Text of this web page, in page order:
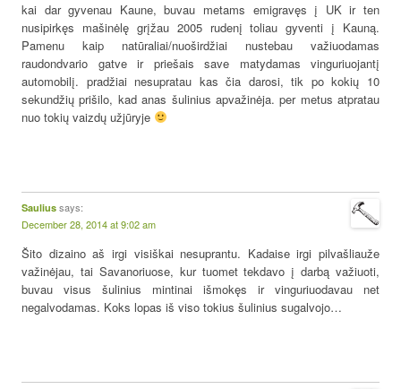
kai dar gyvenau Kaune, buvau metams emigravęs į UK ir ten
nusipirkęs mašinėlę grįžau 2005 rudenį toliau gyventi į Kauną.
Pamenu kaip natūraliai/nuoširdžiai nustebau važiuodamas
raudondvario gatve ir priešais save matydamas vinguriuojantį
automobilį. pradžiai nesupratau kas čia darosi, tik po kokių 10
sekundžių prišilo, kad anas šulinius apvažinėja. per metus atpratau
nuo tokių vaizdų užjūryje
Saulius says:
December 28, 2014 at 9:02 am
Šito dizaino aš irgi visiškai nesuprantu. Kadaise irgi pilvašliauže
važinėjau, tai Savanoriuose, kur tuomet tekdavo į darbą važiuoti,
buvau visus šulinius mintinai išmokęs ir vinguriuodavau net
negalvodamas. Koks lopas iš viso tokius šulinius sugalvojo…